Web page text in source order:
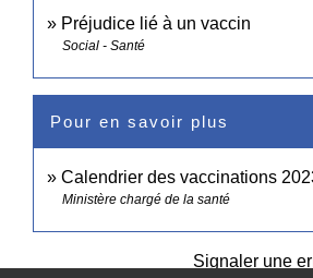
Préjudice lié à un vaccin
Social - Santé
Pour en savoir plus
Calendrier des vaccinations
Ministère chargé de la santé
Signaler une